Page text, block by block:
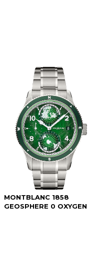
MONTBLANC 1858
GEOSPHERE 0 OXYGEN